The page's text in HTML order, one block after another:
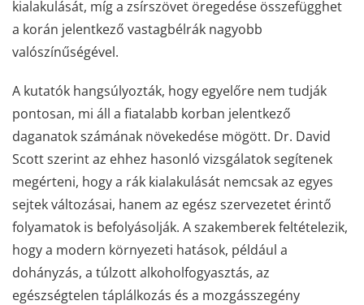
kialakulását, míg a zsírszövet öregedése összefügghet
a korán jelentkező vastagbélrák nagyobb
valószínűségével.
A kutatók hangsúlyozták, hogy egyelőre nem tudják
pontosan, mi áll a fiatalabb korban jelentkező
daganatok számának növekedése mögött. Dr. David
Scott szerint az ehhez hasonló vizsgálatok segítenek
megérteni, hogy a rák kialakulását nemcsak az egyes
sejtek változásai, hanem az egész szervezetet érintő
folyamatok is befolyásolják. A szakemberek feltételezik,
hogy a modern környezeti hatások, például a
dohányzás, a túlzott alkoholfogyasztás, az
egészségtelen táplálkozás és a mozgásszegény